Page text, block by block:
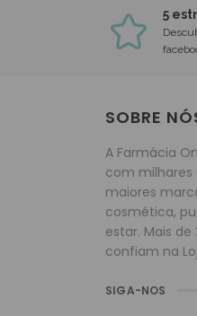
5
SOBRE
A Farmácia
com milhares
maiores
cosmética,
estar. Mais
confiam na
SIGA-NOS